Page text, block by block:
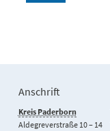
Anschrift
Kreis Paderborn
Aldegreverstraße 10 – 14